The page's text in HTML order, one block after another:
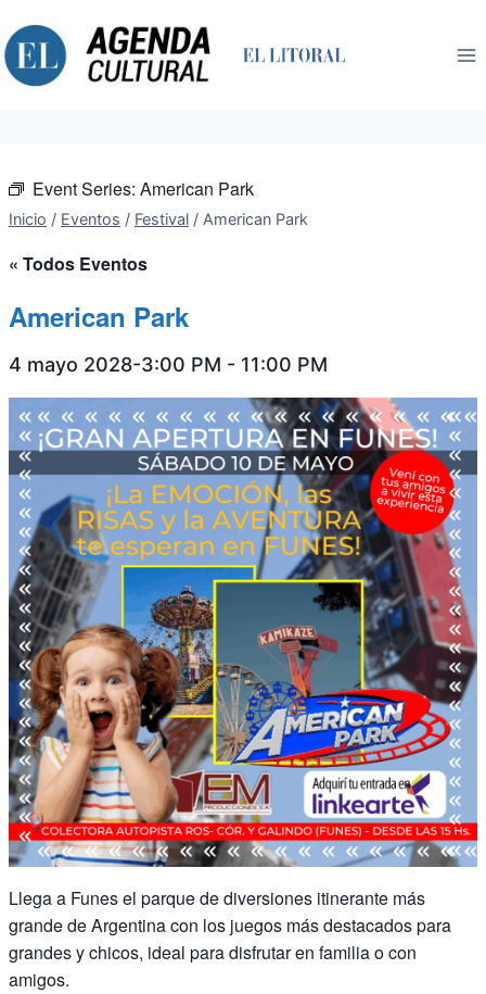
al
contenido
Event Series: American Park
Inicio / Eventos / Festival / American Park
« Todos Eventos
American Park
4 mayo 2028-3:00 PM - 11:00 PM
Llega a Funes el parque de diversiones itinerante más
grande de Argentina con los juegos más destacados para
grandes y chicos, ideal para disfrutar en familia o con
amigos.